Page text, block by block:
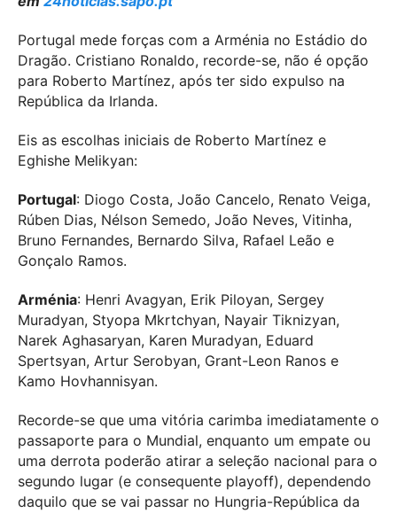
Portugal mede forças com a Arménia no Estádio do
Dragão. Cristiano Ronaldo, recorde-se, não é opção
para Roberto Martínez, após ter sido expulso na
República da Irlanda.
Eis as escolhas iniciais de Roberto Martínez e
Eghishe Melikyan:
Portugal: Diogo Costa, João Cancelo, Renato Veiga,
Rúben Dias, Nélson Semedo, João Neves, Vitinha,
Bruno Fernandes, Bernardo Silva, Rafael Leão e
Gonçalo Ramos.
Arménia: Henri Avagyan, Erik Piloyan, Sergey
Muradyan, Styopa Mkrtchyan, Nayair Tiknizyan,
Narek Aghasaryan, Karen Muradyan, Eduard
Spertsyan, Artur Serobyan, Grant-Leon Ranos e
Kamo Hovhannisyan.
Recorde-se que uma vitória carimba imediatamente o
passaporte para o Mundial, enquanto um empate ou
uma derrota poderão atirar a seleção nacional para o
segundo lugar (e consequente playoff), dependendo
daquilo que se vai passar no Hungria-República da